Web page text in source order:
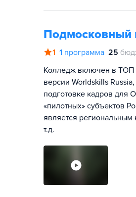
Подмосковный
1 1 программа 25
Колледж включен в ТОП
версии Worldskills
подготовке кадров для
«пилотных» субъектов
является
т.д.